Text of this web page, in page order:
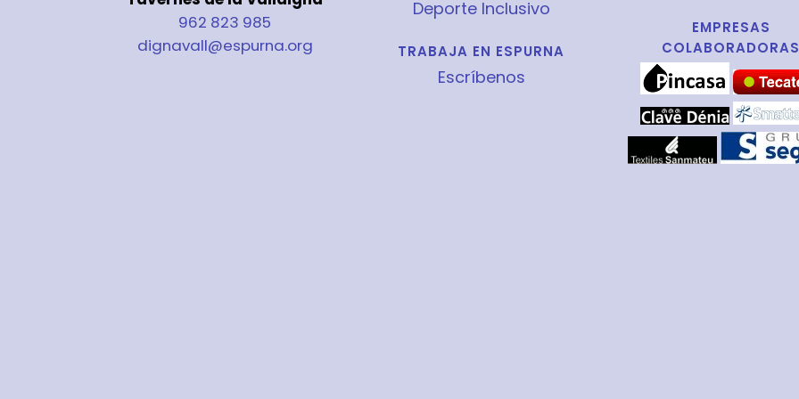
962 823 985
dignavall@espurna.org
Deporte Inclusivo
TRABAJA EN ESPURNA
Escríbenos
EMPRESAS
COLABORADORAS